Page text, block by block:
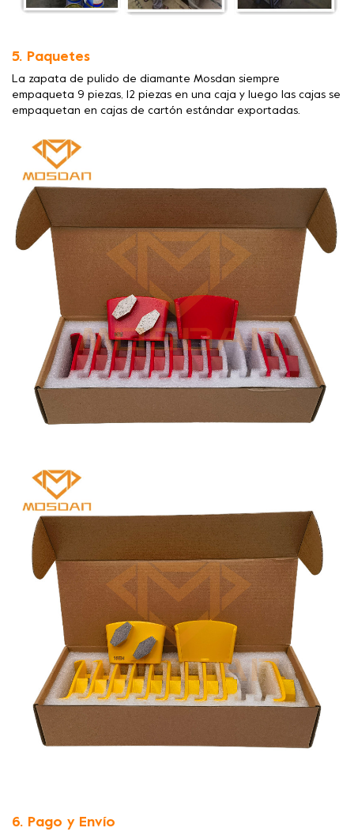
5. Paquetes
La zapata de pulido de diamante Mosdan siempre
empaqueta 9 piezas, 12 piezas en una caja y luego las cajas se
empaquetan en cajas de cartón estándar exportadas.
6. Pago y Envío